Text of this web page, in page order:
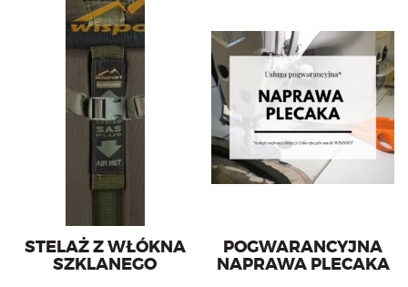
Stelaż do plecaka Sparrow 30
II wykonany z włókna
szklanego.
STELAŻ Z WŁÓKNA
SZKLANEGO
POGWARANCYJNA
NAPRAWA PLECAKA